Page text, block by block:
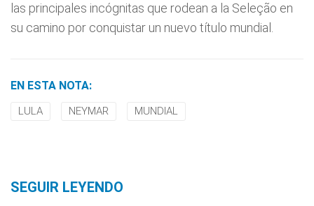
las principales incógnitas que rodean a la Seleção en
su camino por conquistar un nuevo título mundial.
EN ESTA NOTA:
LULA NEYMAR MUNDIAL
SEGUIR LEYENDO